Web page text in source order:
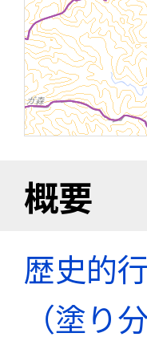
概要
歴史的
（塗り